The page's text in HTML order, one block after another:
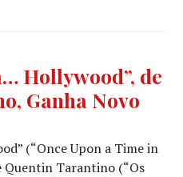
Hollywood”, de
Ganha Novo
(“Once Upon a Time in
Quentin Tarantino (“Os